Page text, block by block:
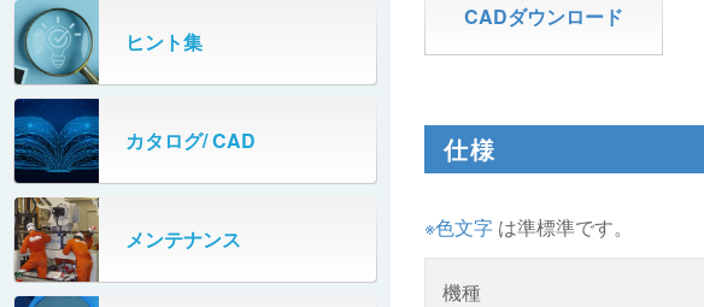
PHC80L
ガントレーパレタイザ
PHC350・PHC330
PZC150・PZC110
DHC350
タテコン® / TC
高速転換機
スタッカ&アンスタッカ
米袋自動投入装置
フローラック自動補充装置
牛乳パック自動投入装置
ヒント集
カタログ/ CAD
メンテナンス
CADダウンロード
仕様
※色文字 は準標準です。
機種